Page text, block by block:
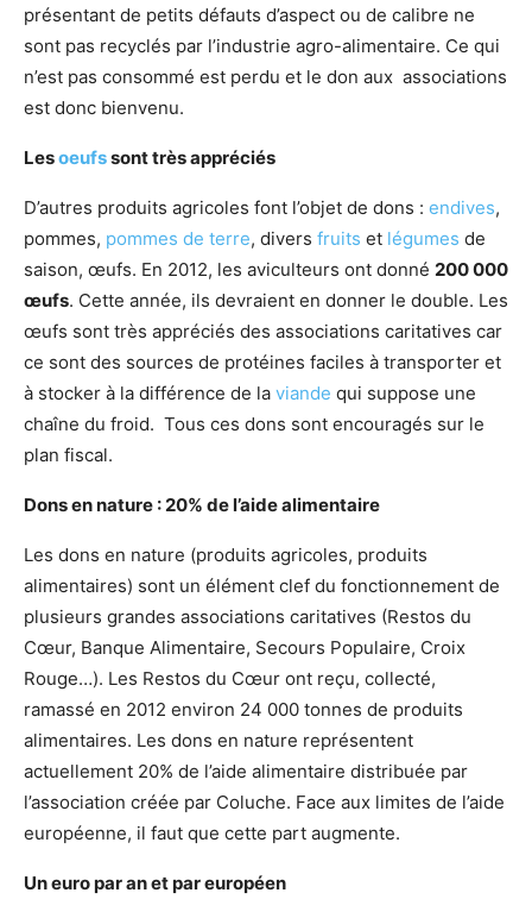
présentant de petits défauts d’aspect ou de calibre ne
sont pas recyclés par l’industrie agro-alimentaire. Ce qui
n’est pas consommé est perdu et le don aux associations
est donc bienvenu.
Lesoeufssont très appréciés
D’autres produits agricoles font l’objet de dons : endives,
pommes, pommes de terre, divers fruits et légumes de
saison, œufs. En 2012, les aviculteurs ont donné 200 000
œufs. Cette année, ils devraient en donner le double. Les
œufs sont très appréciés des associations caritatives car
ce sont des sources de protéines faciles à transporter et
à stocker à la différence de la viande qui suppose une
chaîne du froid. Tous ces dons sont encouragés sur le
plan fiscal.
Dons en nature : 20% de l’aide alimentaire
Les dons en nature (produits agricoles, produits
alimentaires) sont un élément clef du fonctionnement de
plusieurs grandes associations caritatives (Restos du
Cœur, Banque Alimentaire, Secours Populaire, Croix
Rouge…). Les Restos du Cœur ont reçu, collecté,
ramassé en 2012 environ 24 000 tonnes de produits
alimentaires. Les dons en nature représentent
actuellement 20% de l’aide alimentaire distribuée par
l’association créée par Coluche. Face aux limites de l’aide
européenne, il faut que cette part augmente.
Un euro par an et par européen